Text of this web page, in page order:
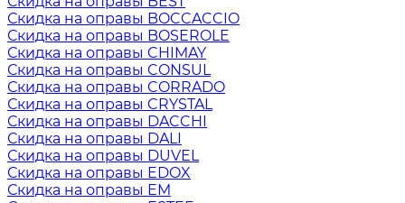
Скидка на оправы BOCCACCIO
Скидка на оправы BOSEROLE
Скидка на оправы CHIMAY
Скидка на оправы CONSUL
Скидка на оправы CORRADO
Скидка на оправы CRYSTAL
Скидка на оправы DACCHI
Скидка на оправы DALI
Скидка на оправы DUVEL
Скидка на оправы EDOX
Скидка на оправы EM